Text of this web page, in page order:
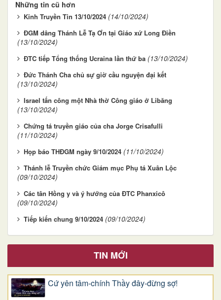
Những tin cũ hơn
Kinh Truyền Tin 13/10/2024 (14/10/2024)
ĐGM dâng Thánh Lễ Tạ Ơn tại Giáo xứ Long Điền
(13/10/2024)
ĐTC tiếp Tổng thống Ucraina lần thứ ba (13/10/2024)
Đức Thánh Cha chủ sự giờ cầu nguyện đại kết
(13/10/2024)
Israel tấn công một Nhà thờ Công giáo ở Libăng
(13/10/2024)
Chứng tá truyền giáo của cha Jorge Crisafulli
(11/10/2024)
Họp báo THĐGM ngày 9/10/2024 (11/10/2024)
Thánh lễ Truyền chức Giám mục Phụ tá Xuân Lộc
(09/10/2024)
Các tân Hồng y và ý hướng của ĐTC Phanxicô
(09/10/2024)
Tiếp kiến chung 9/10/2024 (09/10/2024)
TIN MỚI
Cứ yên tâm-chính Thầy đây-đừng sợ!